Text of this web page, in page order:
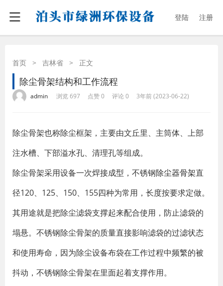
登陆 注册
首页 > 吉林省 > 正文
除尘骨架结构和工作流程
admin 浏览 697 点赞 0 评论 0 3年前 (2023-06-22)
除尘骨架也称除尘框架，主要由文丘里、主筒体、上部
注水槽、下部溢水孔、清理孔等组成。
除尘骨架采用设备一次焊接成型，不锈钢除尘器骨架直
径120、125、150、155四种为常用，长度按要求定做。
其用途就是把除尘滤袋支撑起来配合使用，防止滤袋的
塌悬。不锈钢除尘骨架的质量直接影响滤袋的过滤状态
和使用寿命，因为除尘设备布袋在工作过程中频繁的被
抖动，不锈钢除尘骨架在里面起着支撑作用。